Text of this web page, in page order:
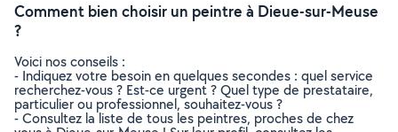
Comment bien choisir un peintre à Dieue-sur-Meuse
?
Voici nos conseils :
- Indiquez votre besoin en quelques secondes : quel service
recherchez-vous ? Est-ce urgent ? Quel type de prestataire,
particulier ou professionnel, souhaitez-vous ?
- Consultez la liste de tous les peintres, proches de chez